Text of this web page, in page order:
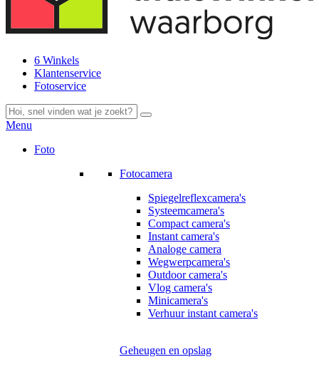
6 Winkels
Klantenservice
Fotoservice
Menu
Foto
Fotocamera
Spiegelreflexcamera's
Systeemcamera's
Compact camera's
Instant camera's
Analoge camera
Wegwerpcamera's
Outdoor camera's
Vlog camera's
Minicamera's
Verhuur instant camera's
Geheugen en opslag